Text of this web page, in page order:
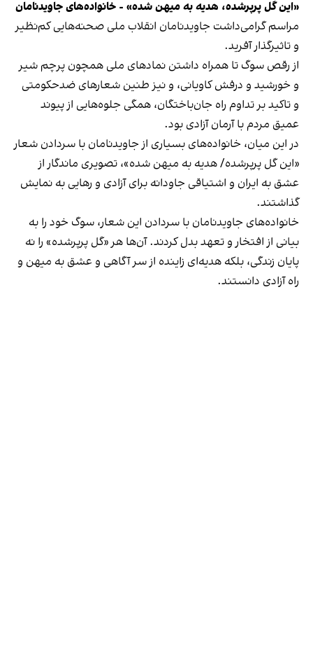
«این گل پرپرشده، هدیه به میهن شده» - خانواده‌های جاویدنامان
مراسم گرامی‌داشت جاویدنامان انقلاب ملی صحنه‌هایی کم‌نظیر
و تاثیرگذار آفرید.
از رقص سوگ تا همراه داشتن نمادهای ملی همچون پرچم شیر
و خورشید و درفش کاویانی، و نیز طنین شعارهای ضدحکومتی
و تاکید بر تداوم راه جان‌باختگان، همگی جلوه‌هایی از پیوند
عمیق مردم با آرمان آزادی بود.
در این میان، خانواده‌های بسیاری از جاویدنامان با سر‌دادن شعار
«این گل پرپرشده/ هدیه به میهن شده»، تصویری ماندگار از
عشق به ایران و اشتیاقی جاودانه برای آزادی و رهایی به نمایش
گذاشتند.
خانواده‌های جاویدنامان با سردادن این شعار، سوگ خود را به
بیانی از افتخار و تعهد بدل کردند. آن‌ها هر «گل پرپرشده» را نه
پایان زندگی، بلکه هدیه‌ای زاینده از سر آگاهی و عشق به میهن و
راه آزادی دانستند.